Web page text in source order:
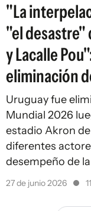
"La
"el desastre"
y Lacalle
eliminación
Uruguay fue
Mundial 2026
estadio Akron
diferentes
desempeño de
27 de junio 2026